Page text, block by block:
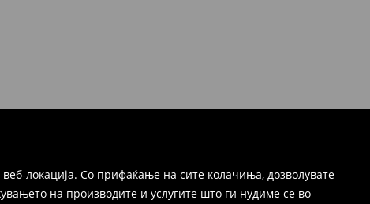
локација. Со прифаќање на сите колачиња, дозволувате
на производите и услугите што ги нудиме се во